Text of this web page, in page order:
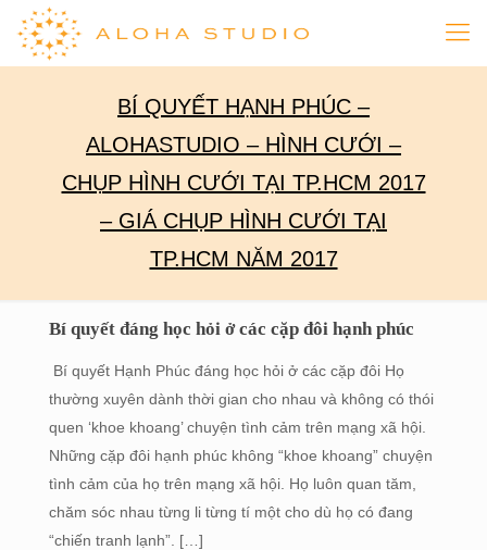
BÍ QUYẾT HẠNH PHÚC –
ALOHASTUDIO – HÌNH CƯỚI –
CHỤP HÌNH CƯỚI TẠI TP.HCM 2017
– GIÁ CHỤP HÌNH CƯỚI TẠI
TP.HCM NĂM 2017
Bí quyết đáng học hỏi ở các cặp đôi hạnh phúc
Bí quyết Hạnh Phúc đáng học hỏi ở các cặp đôi Họ
thường xuyên dành thời gian cho nhau và không có thói
quen ‘khoe khoang’ chuyện tình cảm trên mạng xã hội.
Những cặp đôi hạnh phúc không “khoe khoang” chuyện
tình cảm của họ trên mạng xã hội. Họ luôn quan tăm,
chăm sóc nhau từng li từng tí một cho dù họ có đang
“chiến tranh lạnh”. […]